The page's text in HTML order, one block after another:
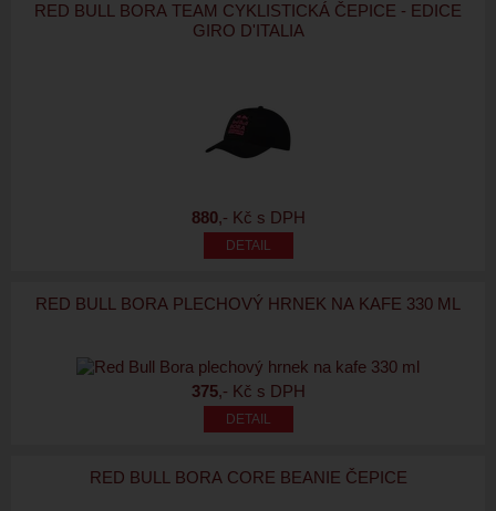
RED BULL BORA TEAM CYKLISTICKÁ ČEPICE - EDICE
GIRO D'ITALIA
880,- Kč s DPH
RED BULL BORA PLECHOVÝ HRNEK NA KAFE 330 ML
375,- Kč s DPH
RED BULL BORA CORE BEANIE ČEPICE